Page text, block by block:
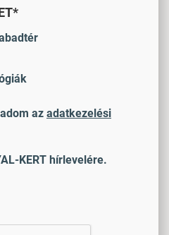
az adatkezelési
KERT hírlevelére.